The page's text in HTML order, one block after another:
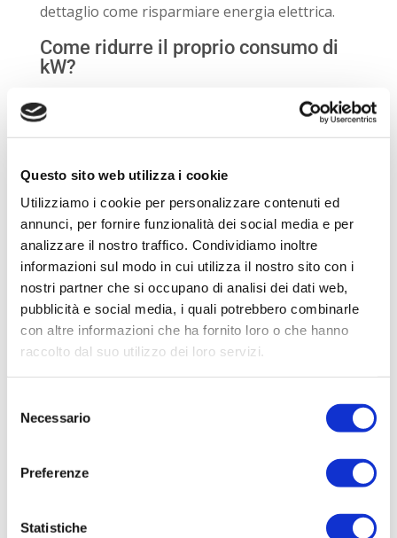
Questo sito web utilizza i cookie
Utilizziamo i cookie per personalizzare contenuti ed
annunci, per fornire funzionalità dei social media e per
analizzare il nostro traffico. Condividiamo inoltre
informazioni sul modo in cui utilizza il nostro sito con i
nostri partner che si occupano di analisi dei dati web,
pubblicità e social media, i quali potrebbero combinarle
con altre informazioni che ha fornito loro o che hanno
raccolto dal suo utilizzo dei loro servizi.
delNecessario
Preferenze
Statistiche
dettaglio come risparmiare energia elettrica.
Come ridurre il proprio consumo di
kW?
proprio consumo energetico, così da
contribuire ad unuso più sostenibile delle
risorse
(nonché salvaguardare il proprio
fluttuazioni dei prezzi degli ultimi tempi).
Scegliere elettrodomestici conclasse
energetica elevata(A o superiore) e
utilizzare le già citatemodalità
“eco”
quando disponibili. Se si ha la
possibilità economica, sostituire i vecchi
Assicurarsi che l’
cappotto termico.
con
a basso consumo